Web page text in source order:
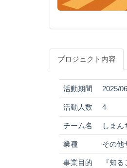
プロジェクト内容
活動期間 2025/
活動人数 4
チーム名 しまん
業種 その他
事業目的
『知